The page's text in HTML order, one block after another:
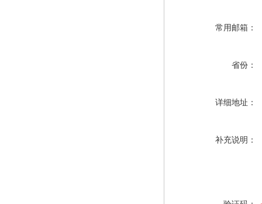
常用邮箱：
省份：
详细地址：
补充说明：